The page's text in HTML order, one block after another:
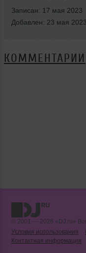
Записан: 17 мая 2023
Добавлен: 23 мая
КОММЕНТАРИИ
© 2001 — 2026 «DJ.ru»
Условия использования
Контактная информация